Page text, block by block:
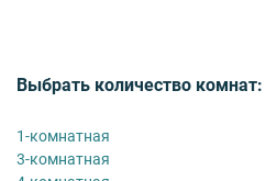
Выбрать количество комнат:
1-комнатная
3-комнатная